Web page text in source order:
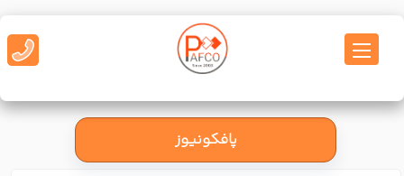
پافکونیوز